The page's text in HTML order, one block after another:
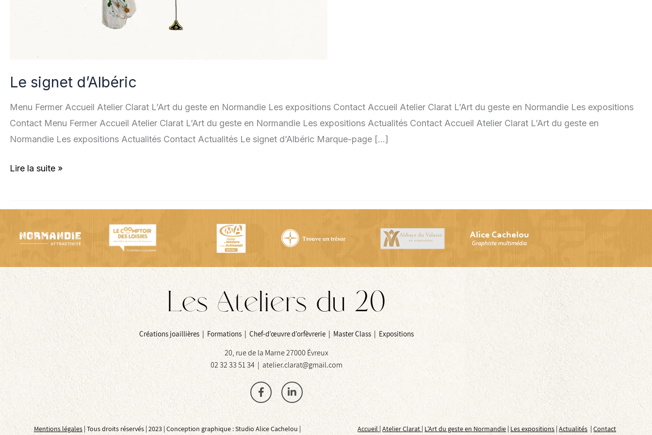
Le signet d’Albéric
Menu Fermer Accueil Atelier Clarat L’Art du geste en Normandie Les expositions Contact Accueil Atelier Clarat L’Art du geste en Normandie Les expositions
Contact Menu Fermer Accueil Atelier Clarat L’Art du geste en Normandie Les expositions Actualités Contact Accueil Atelier Clarat L’Art du geste en
Normandie Les expositions Actualités Contact Actualités Le signet d’Albéric Marque-page […]
Lire la suite »
Les Ateliers du 20
Créations joaillières | Formations | Chef-d’œuvre d’orfèvrerie | Master Class | Expositions
20, rue de la Marne 27000 Évreux
02 32 33 51 34 | atelier.clarat@gmail.com
Mentions légales| Tous droits réservés | 2023 | Conception graphique : Studio Alice Cachelou | Accueil |Atelier Clarat | L’Art du geste en Normandie | Les expositions |Actualités |Contact